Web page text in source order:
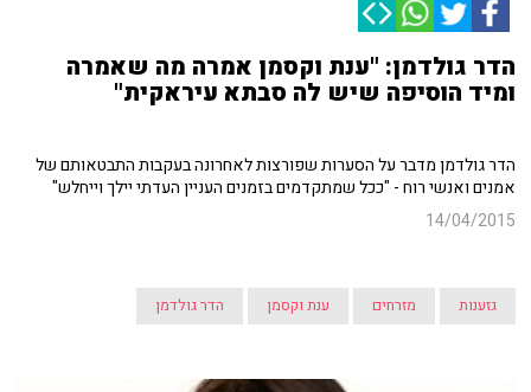
הדר גולדמן: "ענת וקסמן אמרה מה שאמרה
ומיד הוסיפה שיש לה סבתא עיראקית"
הדר גולדמן מדבר על הסערות שפורצות לאחרונה בעקבות התבטאותם של
אמנים ואנשי רוח - "ככל שמתקדמים בזמנים העניין העדתי יילך וייחלש"
14/04/2015
גזענות מזרחים ענת וקסמן הדר גולדמן